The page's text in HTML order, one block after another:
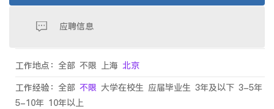
应聘信息
工作地点： 全部 不限 上海 北京
工作经验： 全部 不限 大学在校生 应届毕业生 3年及以下 3-5年
5-10年 10年以上